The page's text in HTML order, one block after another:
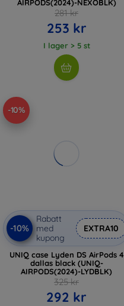
AIRPODS(2024)-NEXOBLK)
281 kr
253 kr
I lager > 5 st
-10%
-10%
Rabatt
med
kupong
EXTRA10
UNIQ case Lyden DS AirPods 4
dallas black (UNIQ-
AIRPODS(2024)-LYDBLK)
325 kr
292 kr